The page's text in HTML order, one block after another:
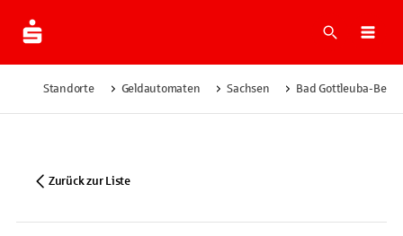
Suche
Standorte Geldautomaten Sachsen Bad Gottleuba-
Zurück zur Liste